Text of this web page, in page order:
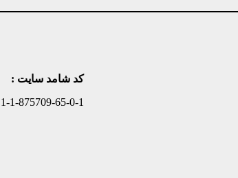
کد شامد سایت :
1-1-875709-65-0-1